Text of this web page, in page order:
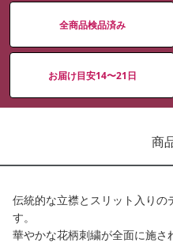
全商品検品済み
お届け目安14〜21日
商
伝統的な立襟とスリット入り
す。
華やかな花柄刺繍が全面に施さ